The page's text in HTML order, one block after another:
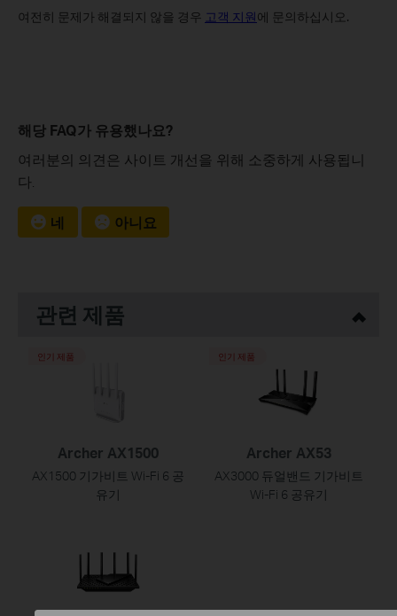
여전히 문제가 해결되지 않을 경우 고객 지원에 문의하십시오.
해당 FAQ가 유용했나요?
여러분의 의견은 사이트 개선을 위해 소중하게 사용됩니
다.
네 아니요
관련 제품
Archer AX1500
AX1500 기가비트 Wi-Fi 6 공
유기
인기 제품
Archer AX53
AX3000 듀얼밴드 기가비트
Wi-Fi 6 공유기
인기 제품